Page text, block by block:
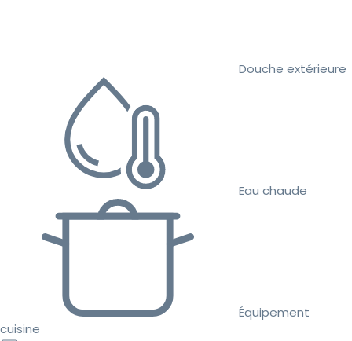
Douche extérieure
Eau chaude
Équipement
cuisine